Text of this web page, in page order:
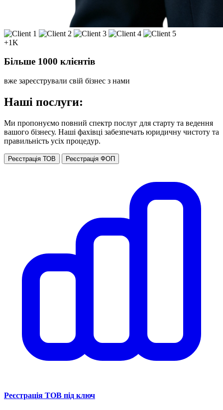
+1K
Більше 1000 клієнтів
вже зареєстрували свій бізнес з нами
Наші послуги:
Ми пропонуємо повний спектр послуг для старту та ведення
вашого бізнесу. Наші фахівці забезпечать юридичну чистоту та
правильність усіх процедур.
Реєстрація ТОВ Реєстрація ФОП
Реєстрація ТОВ під ключ